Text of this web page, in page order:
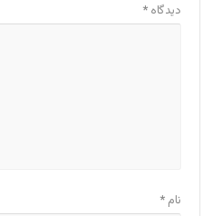
دیدگاه*
نام*